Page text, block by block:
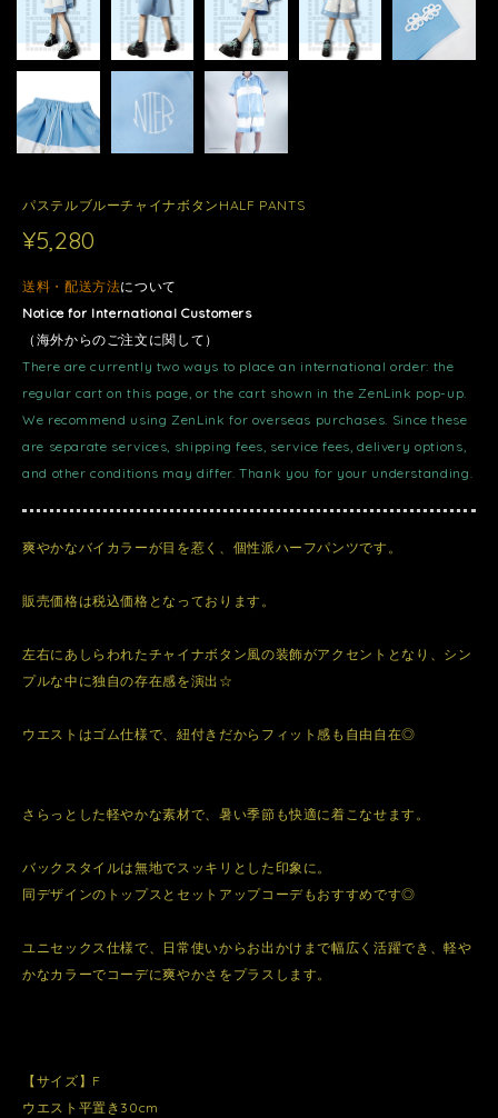
パステルブルーチャイナボタンHALF PANTS
¥5,280
送料・配送方法について
Notice for International Customers
（海外からのご注文に関して）
There are currently two ways to place an international order: the
regular cart on this page, or the cart shown in the ZenLink pop-up.
We recommend using ZenLink for overseas purchases. Since these
are separate services, shipping fees, service fees, delivery options,
and other conditions may differ. Thank you for your understanding.
爽やかなバイカラーが目を惹く、個性派ハーフパンツです。
販売価格は税込価格となっております。
左右にあしらわれたチャイナボタン風の装飾がアクセントとなり、シン
プルな中に独自の存在感を演出☆
ウエストはゴム仕様で、紐付きだからフィット感も自由自在◎
さらっとした軽やかな素材で、暑い季節も快適に着こなせます。
バックスタイルは無地でスッキリとした印象に。
同デザインのトップスとセットアップコーデもおすすめです◎
ユニセックス仕様で、日常使いからお出かけまで幅広く活躍でき、軽や
かなカラーでコーデに爽やかさをプラスします。
【サイズ】F
ウエスト平置き30cm